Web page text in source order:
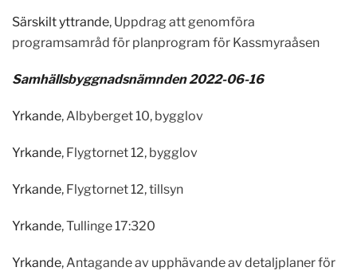
Särskilt yttrande, Uppdrag att genomföra
programsamråd för planprogram för Kassmyraåsen
Samhällsbyggnadsnämnden 2022-06-16
Yrkande, Albyberget 10, bygglov
Yrkande, Flygtornet 12, bygglov
Yrkande, Flygtornet 12, tillsyn
Yrkande, Tullinge 17:320
Yrkande, Antagande av upphävande av detaljplaner för